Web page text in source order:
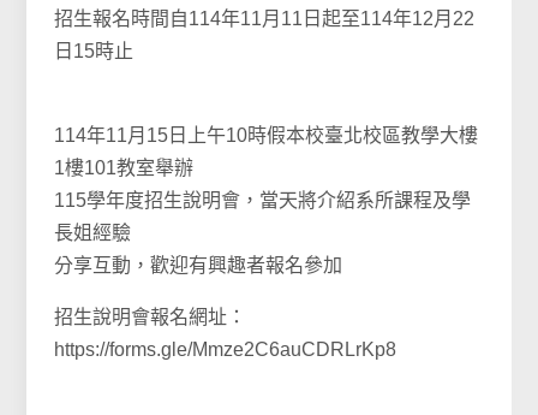
招生報名時間自114年11月11日起至114年12月22
日15時止
114年11月15日上午10時假本校臺北校區教學大樓
1樓101教室舉辦
115學年度招生說明會，當天將介紹系所課程及學
長姐經驗
分享互動，歡迎有興趣者報名參加
招生說明會報名網址：
https://forms.gle/Mmze2C6auCDRLrKp8